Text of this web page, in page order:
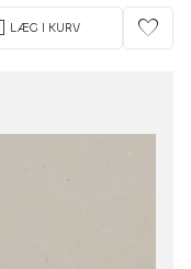
LÆG I KURV favorite